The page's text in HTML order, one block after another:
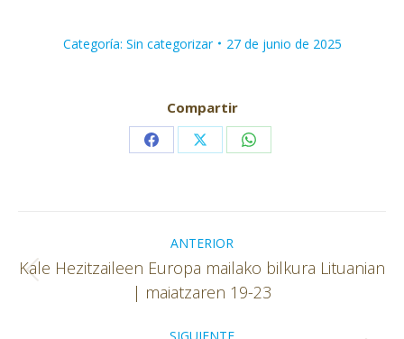
Categoría: Sin categorizar 27 de junio de 2025
Compartir
Share Share Share
publicaciones
ANTERIOR
Publicación
anterior:
Kale Hezitzaileen Europa mailako bilkura Lituanian
| maiatzaren 19-23